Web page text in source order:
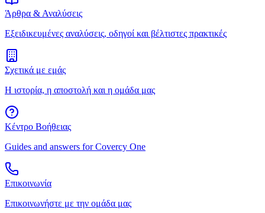
Άρθρα & Αναλύσεις
Εξειδικευμένες αναλύσεις, οδηγοί και βέλτιστες πρακτικές
Σχετικά με εμάς
Η ιστορία, η αποστολή και η ομάδα μας
Κέντρο Βοήθειας
Guides and answers for Covercy One
Επικοινωνία
Επικοινωνήστε με την ομάδα μας